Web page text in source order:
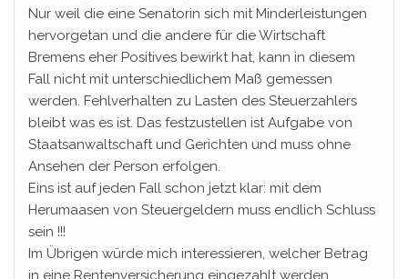
Nur weil die eine Senatorin sich mit Minderleistungen
hervorgetan und die andere für die Wirtschaft
Bremens eher Positives bewirkt hat, kann in diesem
Fall nicht mit unterschiedlichem Maß gemessen
werden. Fehlverhalten zu Lasten des Steuerzahlers
bleibt was es ist. Das festzustellen ist Aufgabe von
Staatsanwaltschaft und Gerichten und muss ohne
Ansehen der Person erfolgen.
Eins ist auf jeden Fall schon jetzt klar: mit dem
Herumaasen von Steuergeldern muss endlich Schluss
sein !!!
Im Übrigen würde mich interessieren, welcher Betrag
in eine Rentenversicherung eingezahlt werden